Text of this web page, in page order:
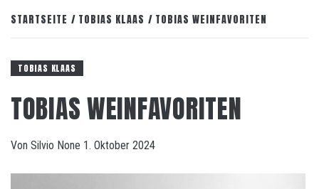
STARTSEITE TOBIAS KLAAS TOBIAS WEINFAVORITEN
TOBIAS KLAAS
TOBIAS WEINFAVORITEN
Von Silvio None 1. Oktober 2024